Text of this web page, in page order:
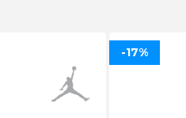
-17%